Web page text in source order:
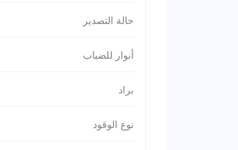
حالة التصدير
أنوار للضباب
براد
نوع الوقود